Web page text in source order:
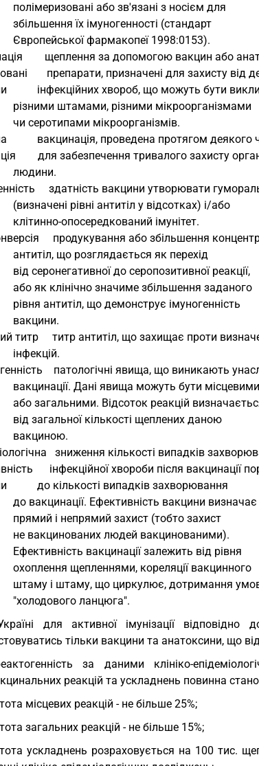
                   полімеризовані або зв'язані з носієм для
                   збільшення їх імуногенності (стандарт
                   Європейської фармакопеї 1998:0153).
щеплення за допомогою вакцин або
препарати, призначені для захисту від
інфекційних хвороб, що можуть бути
                   різними штамами, різними мікроорганізмами
                   чи серотипами мікроорганізмів.
вакцинація, проведена протягом деякого
для забезпечення тривалого захисту
                   людини.
здатність вакцини утворювати
                   (визначені рівні антитіл у відсотках) і/або
                   клітинно-опосередкований імунітет.
продукування або збільшення
                   антитіл, що розглядається як перехід
                   від серонегативної до серопозитивної реакції,
                   або як клінічно значиме збільшення заданого
                   рівня антитіл, що демонструє імуногенність
                   вакцини.
титр     титр антитіл, що захищає проти
                   інфекцій.
патологічні явища, що виникають
                   вакцинації. Дані явища можуть бути місцевими
або загальними. Відсоток реакцій
                   від загальної кількості щеплених даною
                   вакциною.
зниження кількості випадків
інфекційної хвороби після вакцинації
до кількості випадків захворювання
                   до вакцинації. Ефективність вакцини визначає
                   прямий і непрямий захист (тобто захист
                   не вакцинованих людей вакцинованими).
                   Ефективність вакцинації залежить від рівня
                   охоплення щепленнями, кореляції вакцинного
штаму і штаму, що циркулює, дотримання
                   "холодового ланцюга".
для активної імунізації
тільки вакцини та анатоксини, що
за даними клініко-
реакцій та ускладнень повинна
місцевих реакцій - не більше 25%;
загальних реакцій - не більше 15%;
ускладнень розраховується на 100 тис.